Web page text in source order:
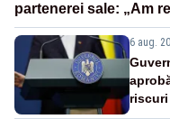
partenerei sale: „Am
6 aug.
riscuri